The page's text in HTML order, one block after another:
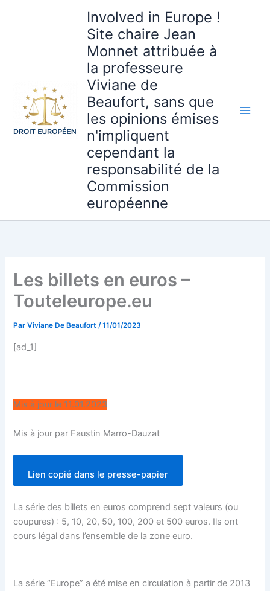
Involved in Europe !
Site chaire Jean
Monnet attribuée à
la professeure
Viviane de
Beaufort, sans que
les opinions émises
n'impliquent
cependant la
responsabilité de la
Commission
européenne
Les billets en euros –
Touteleurope.eu
ParViviane De Beaufort/11/01/2023
[ad_1]
Mis à jour le 11.01.2023
Mis à jour par Faustin Marro-Dauzat
Lien copié dans le presse-papier
La série des billets en euros comprend sept valeurs (ou
coupures) : 5, 10, 20, 50, 100, 200 et 500 euros. Ils ont
cours légal dans l’ensemble de la zone euro.
La série “Europe” a été mise en circulation à partir de 2013